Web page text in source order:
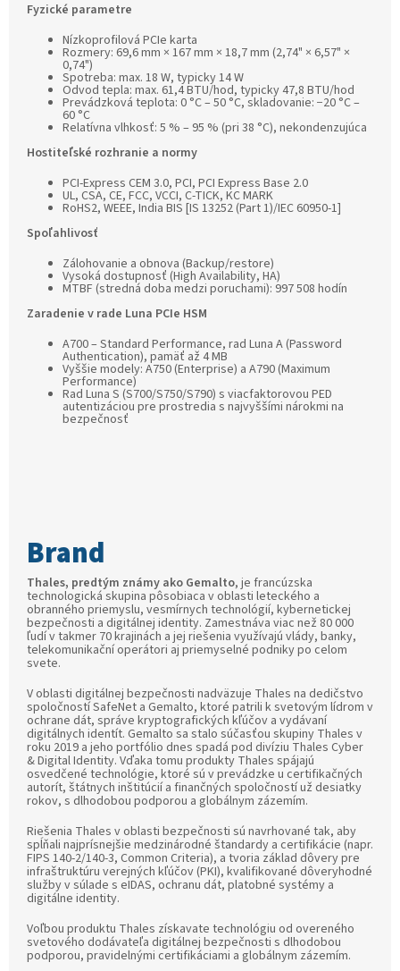
Fyzické parametre
Nízkoprofilová PCIe karta
Rozmery: 69,6 mm × 167 mm × 18,7 mm (2,74" × 6,57" ×
0,74")
Spotreba: max. 18 W, typicky 14 W
Odvod tepla: max. 61,4 BTU/hod, typicky 47,8 BTU/hod
Prevádzková teplota: 0 °C – 50 °C, skladovanie: −20 °C –
60 °C
Relatívna vlhkosť: 5 % – 95 % (pri 38 °C), nekondenzujúca
Hostiteľské rozhranie a normy
PCI-Express CEM 3.0, PCI, PCI Express Base 2.0
UL, CSA, CE, FCC, VCCI, C-TICK, KC MARK
RoHS2, WEEE, India BIS [IS 13252 (Part 1)/IEC 60950-1]
Spoľahlivosť
Zálohovanie a obnova (Backup/restore)
Vysoká dostupnosť (High Availability, HA)
MTBF (stredná doba medzi poruchami): 997 508 hodín
Zaradenie v rade Luna PCIe HSM
A700 – Standard Performance, rad Luna A (Password
Authentication), pamäť až 4 MB
Vyššie modely: A750 (Enterprise) a A790 (Maximum
Performance)
Rad Luna S (S700/S750/S790) s viacfaktorovou PED
autentizáciou pre prostredia s najvyššími nárokmi na
bezpečnosť
Thales, predtým známy ako Gemalto, je francúzska
technologická skupina pôsobiaca v oblasti leteckého a
obranného priemyslu, vesmírnych technológií, kybernetickej
bezpečnosti a digitálnej identity. Zamestnáva viac než 80 000
ľudí v takmer 70 krajinách a jej riešenia využívajú vlády, banky,
telekomunikační operátori aj priemyselné podniky po celom
svete.
V oblasti digitálnej bezpečnosti nadväzuje Thales na dedičstvo
spoločností SafeNet a Gemalto, ktoré patrili k svetovým lídrom v
ochrane dát, správe kryptografických kľúčov a vydávaní
digitálnych identít. Gemalto sa stalo súčasťou skupiny Thales v
roku 2019 a jeho portfólio dnes spadá pod divíziu Thales Cyber
& Digital Identity. Vďaka tomu produkty Thales spájajú
osvedčené technológie, ktoré sú v prevádzke u certifikačných
autorít, štátnych inštitúcií a finančných spoločností už desiatky
rokov, s dlhodobou podporou a globálnym zázemím.
Riešenia Thales v oblasti bezpečnosti sú navrhované tak, aby
spĺňali najprísnejšie medzinárodné štandardy a certifikácie (napr.
FIPS 140-2/140-3, Common Criteria), a tvoria základ dôvery pre
infraštruktúru verejných kľúčov (PKI), kvalifikované dôveryhodné
služby v súlade s eIDAS, ochranu dát, platobné systémy a
digitálne identity.
Voľbou produktu Thales získavate technológiu od overeného
svetového dodávateľa digitálnej bezpečnosti s dlhodobou
podporou, pravidelnými certifikáciami a globálnym zázemím.